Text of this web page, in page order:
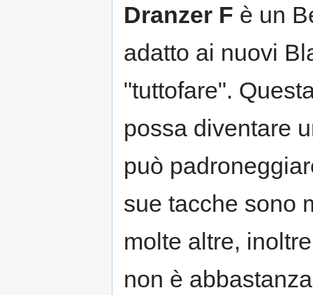
Dranzer F è un
adatto ai nuovi
"tuttofare".
possa diventare
può
sue tacche sono
molte altre,
non è